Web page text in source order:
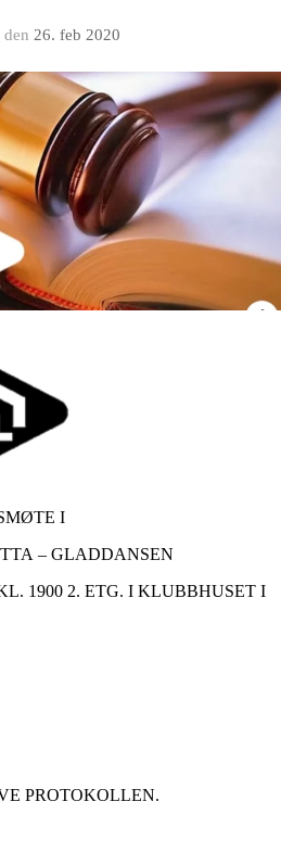
den 26. feb 2020
I
– GLADDANSEN
1900 2. ETG. I KLUBBHUSET I
PROTOKOLLEN.